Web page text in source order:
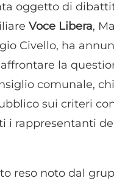
oggetto di
Voce Libera,
Civello, ha
la
comunale,
sui criteri
i rappresentanti
reso noto dal